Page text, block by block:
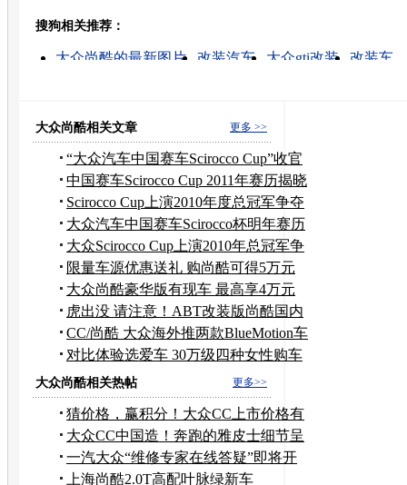
搜狗相关推荐：
大众尚酷的最新图片 改装汽车 大众gti改装
改装车
更多 >>
大众尚酷相关文章
“大众汽车中国赛车Scirocco Cup”收官
中国赛车Scirocco Cup 2011年赛历揭晓
Scirocco Cup上演2010年度总冠军争夺
战
大众汽车中国赛车Scirocco杯明年赛历
揭晓
大众Scirocco Cup上演2010年总冠军争
夺战
限量车源优惠送礼 购尚酷可得5万元
礼包
大众尚酷豪华版有现车 最高享4万元
优惠
虎出没 请注意！ABT改装版尚酷国内
案例
CC/尚酷 大众海外推两款BlueMotion车
型
对比体验选爱车 30万级四种女性购车
之选
更多>>
大众尚酷相关热帖
猜价格，赢积分！大众CC上市价格有
奖竞猜
大众CC中国造！奔跑的雅皮士细节呈
现（海量图片）
一汽大众“维修专家在线答疑”即将开
始...
上海尚酷2.0T高配叶脉绿新车